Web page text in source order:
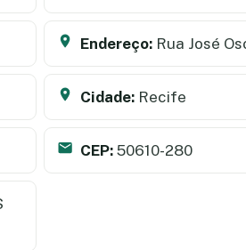
Endereço: Rua José
Cidade: Recife
CEP: 50610-280